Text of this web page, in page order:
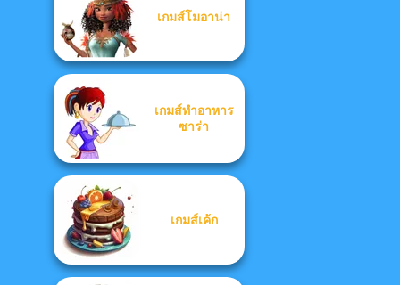
เกมส์โมอาน่า
เกมส์ทำอาหาร
ซาร่า
เกมส์เค้ก